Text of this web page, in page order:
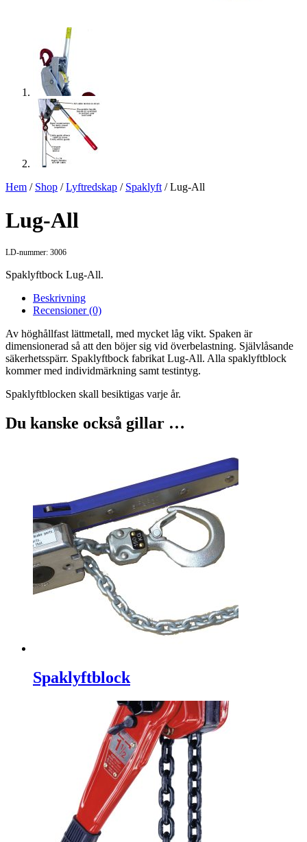
Hem / Shop /Lyftredskap / Spaklyft / Lug-All
Lug-All
LD-nummer: 3006
Spaklyftbock Lug-All.
Beskrivning
Recensioner (0)
Av höghållfast lättmetall, med mycket låg vikt. Spaken är
dimensionerad så att den böjer sig vid överbelastning. Självlåsande
säkerhetsspärr. Spaklyftbock fabrikat Lug-All. Alla spaklyftblock
kommer med individmärkning samt testintyg.
Spaklyftblocken skall besiktigas varje år.
Du kanske också gillar …
Spaklyftblock